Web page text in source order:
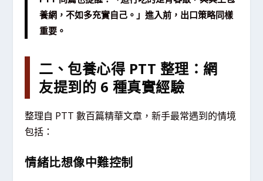
養網，不如多充實自己。」進入前，出口策略同樣
重要。
二、包養心得 PTT 整理：網
友提到的 6 種真實經驗
整理自 PTT 數百篇精華文章，新手最常遇到的情境
包括：
情緒比想像中難控制